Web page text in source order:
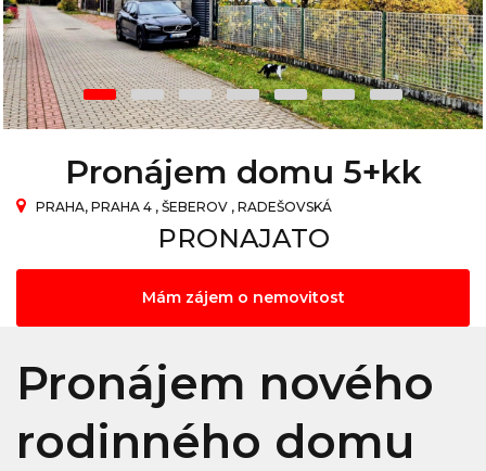
Pronájem domu 5+kk
PRAHA, PRAHA 4 , ŠEBEROV , RADEŠOVSKÁ
PRONAJATO
Mám zájem o nemovitost
Pronájem nového
rodinného domu